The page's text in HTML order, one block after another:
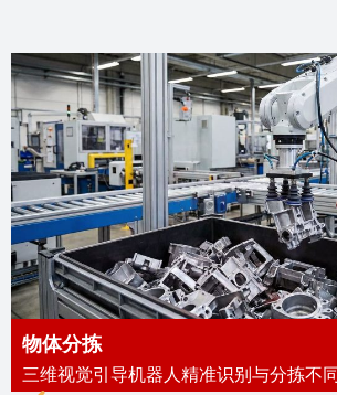
物体分拣
三维视觉引导机器人精准识别与分拣不